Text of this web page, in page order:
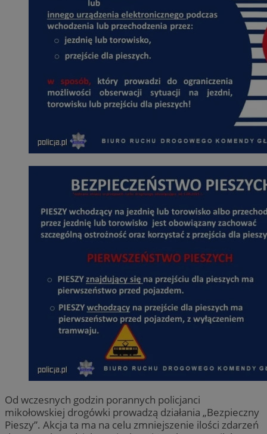
Od wczesnych godzin porannych policjanci
mikołowskiej drogówki prowadzą działania „Bezpieczny
Pieszy”. Akcja ta ma na celu zmniejszenie ilości zdarzeń